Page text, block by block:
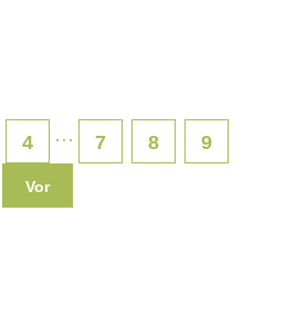
4 ··· 7 8 9
Vor